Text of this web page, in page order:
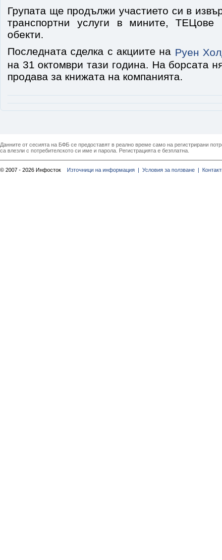
Групата ще продължи участието си в
транспортни услуги в мините, ТЕЦове
обекти.
Последната сделка с акциите на Руен
на 31 октомври тази година. На борсата
продава за книжата на компанията.
Данните от сесията на БФБ се предоставят в реално време само на регистрирани
са влезли с потребителското си име и парола. Регистрацията е безплатна.
© 2007 - 2026 Инфосток Източници на информация | Условия за ползване |